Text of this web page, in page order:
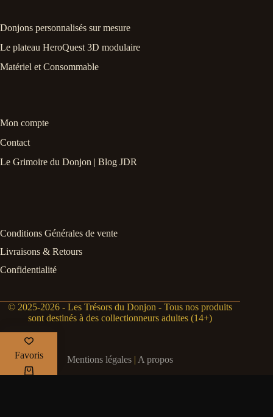
Donjons personnalisés sur mesure
Le plateau HeroQuest 3D modulaire
Matériel et Consommable
Mon compte
Contact
Le Grimoire du Donjon | Blog JDR
Conditions Générales de vente
Livraisons & Retours
Confidentialité
© 2025-2026 - Les Trésors du Donjon - Tous nos produits
sont destinés à des collectionneurs adultes (14+)
Mentions légales | A propos
Favoris